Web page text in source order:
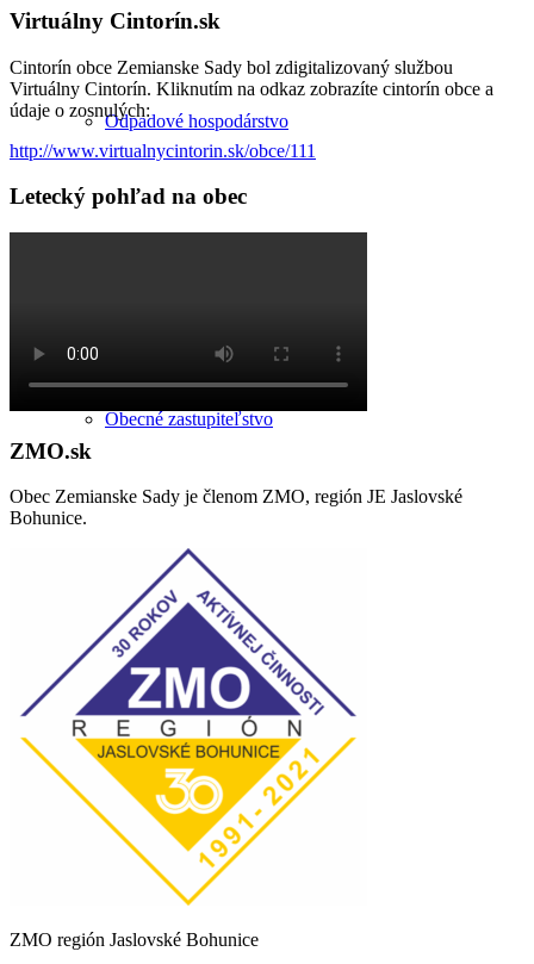
Odpadové hospodárstvo
Obecné zastupiteľstvo
Starosta obce
Kontrolór obce
Zápisnice a uznesenia
Virtuálny Cintorín.sk
Cintorín obce Zemianske Sady bol zdigitalizovaný službou
Virtuálny Cintorín. Kliknutím na odkaz zobrazíte cintorín obce a
údaje o zosnulých:
http://www.virtualnycintorin.sk/obce/111
Letecký pohľad na obec
ZMO.sk
Obec Zemianske Sady je členom ZMO, región JE Jaslovské
Bohunice.
ZMO región Jaslovské Bohunice